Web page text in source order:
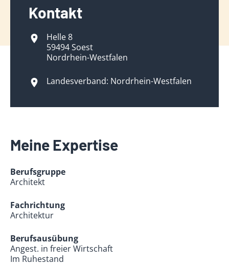
Kontakt
Helle 8
59494 Soest
Nordrhein-Westfalen
Landesverband: Nordrhein-Westfalen
Meine Expertise
Berufsgruppe
Architekt
Fachrichtung
Architektur
Berufsausübung
Angest. in freier Wirtschaft
Im Ruhestand